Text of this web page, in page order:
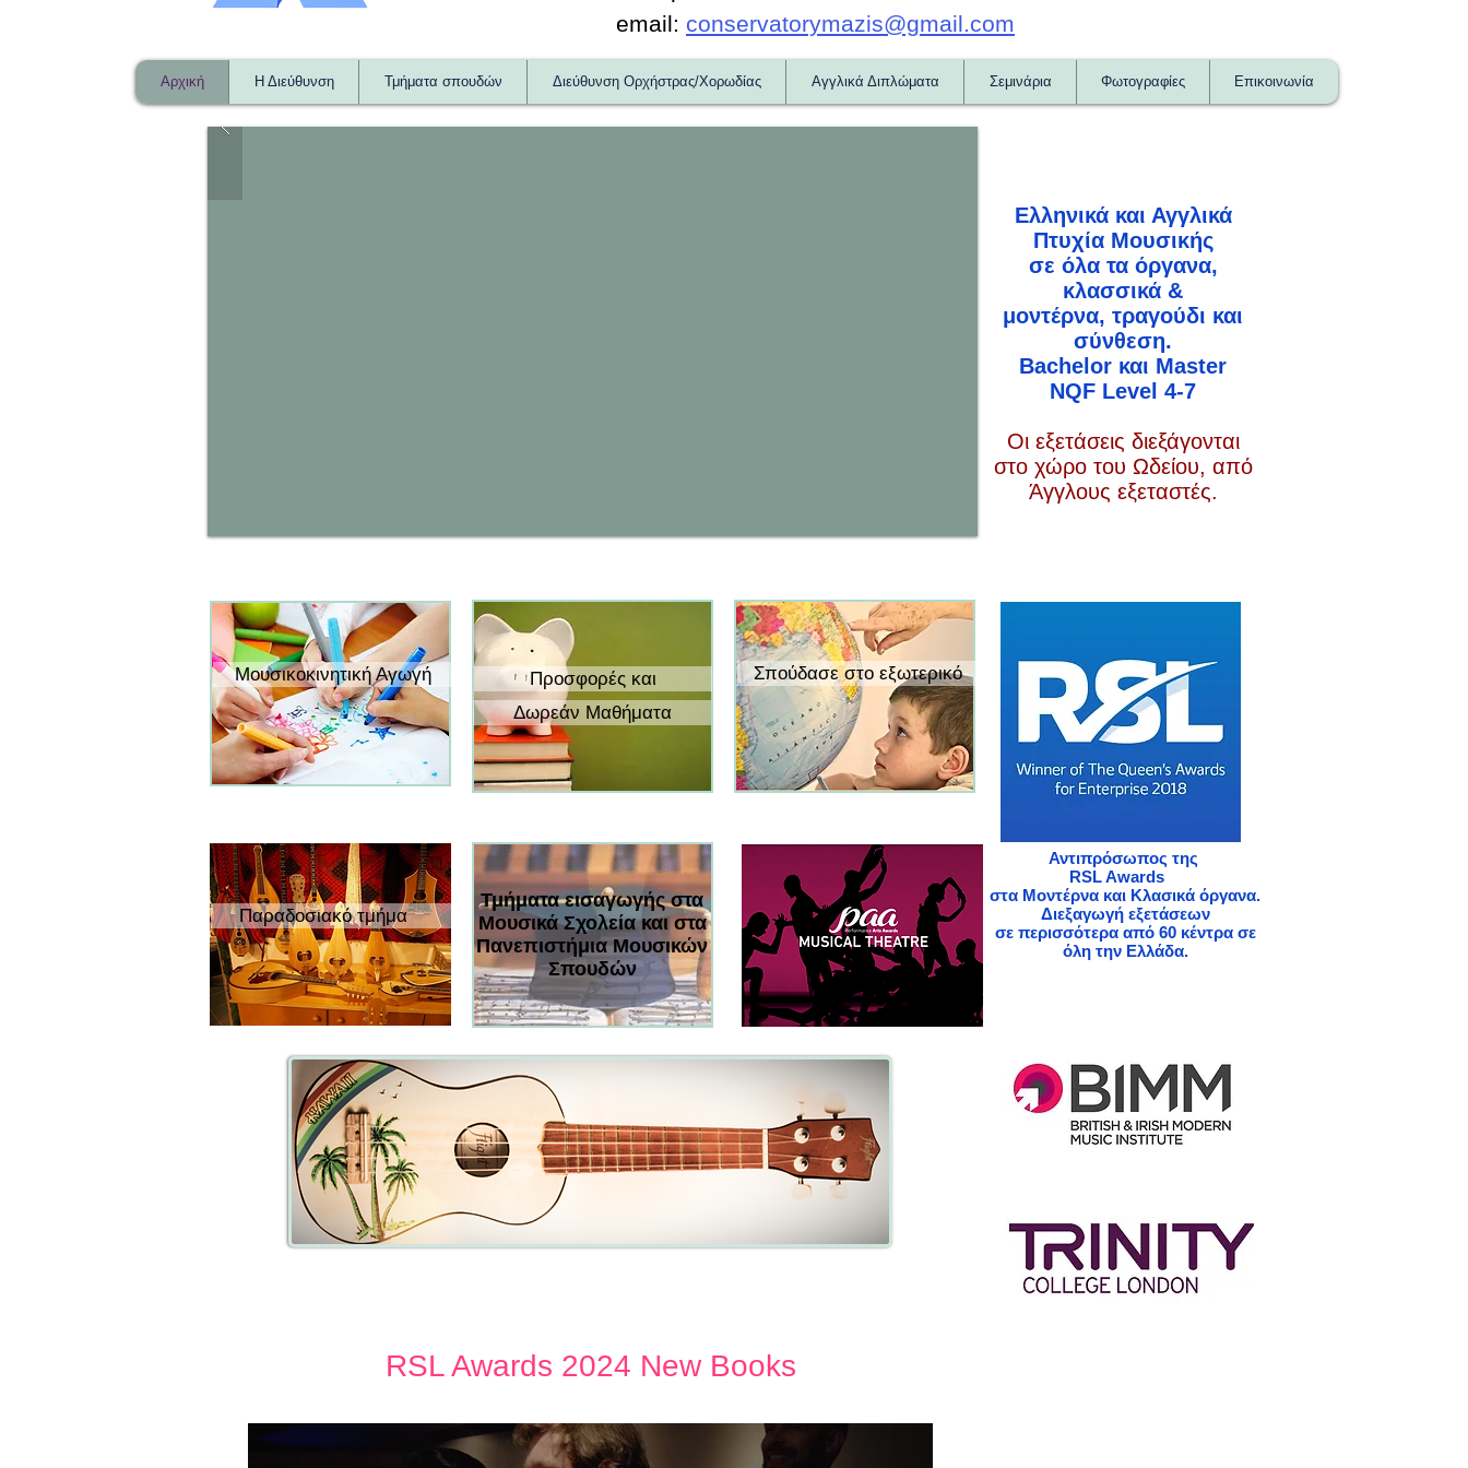
email: conservatorymazis@gmail.com
Αρχική Η Διεύθυνση Τμήματα σπουδών Διεύθυνση Ορχήστρας/Χορωδίας Αγγλικά Διπλώματα Σεμινάρια Φωτογραφίες Επικοινωνία
Ελληνικά και Αγγλικά
Πτυχία Μουσικής
σε όλα τα όργανα,
κλασσικά &
μοντέρνα, τραγούδι και
σύνθεση.
Bachelor και Master
NQF Level 4-7
Οι εξετάσεις διεξάγονται
στο χώρο του Ωδείου, από
Άγγλους εξεταστές.
Μουσικοκινητική Αγωγή
Παραδοσιακό τμήμα
Προσφορές και
Δωρεάν Μαθήματα
Σπούδασε στο εξωτερικό
Τμήματα εισαγωγής στα
Μουσικά Σχολεία και στα
Πανεπιστήμια Μουσικών
Σπουδών
Γιουκαλίλι
Αντιπρόσωπος της
RSL Awards
στα Μοντέρνα και Κλασικά όργανα.
Διεξαγωγή εξετάσεων
σε περισσότερα από 60 κέντρα σε
όλη την Ελλάδα.
RSL Awards 2024 New Books